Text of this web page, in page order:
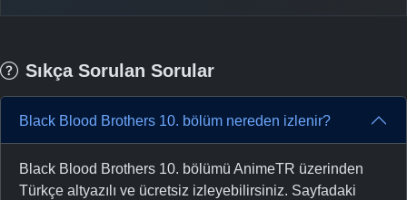
Sıkça Sorulan Sorular
Black Blood Brothers 10. bölüm nereden izlenir?
Black Blood Brothers 10. bölümü AnimeTR üzerinden
Türkçe altyazılı ve ücretsiz izleyebilirsiniz. Sayfadaki